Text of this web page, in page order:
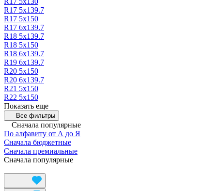
R17 5х139.7
R17 5х150
R17 6х139.7
R18 5х139.7
R18 5х150
R18 6х139.7
R19 6х139.7
R20 5х150
R20 6х139.7
R21 5х150
R22 5х150
Показать еще
Все фильтры
Сначала популярные
По алфавиту от А до Я
Сначала бюджетные
Сначала премиальные
Сначала популярные